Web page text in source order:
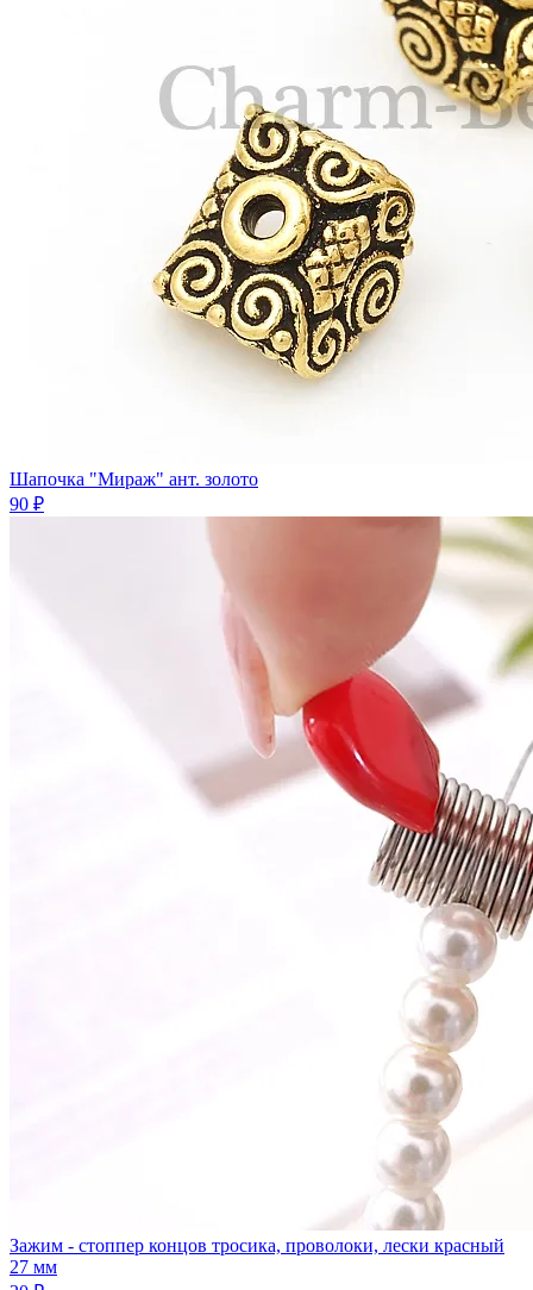
Шапочка "Мираж" ант. золото
90 ₽
Зажим - стоппер концов тросика, проволоки, лески красный
27 мм